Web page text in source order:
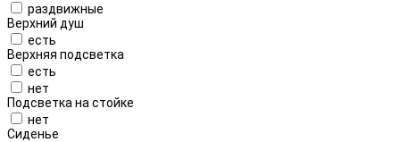
раздвижные
Верхний душ
есть
Верхняя подсветка
есть
нет
Подсветка на стойке
нет
Сиденье